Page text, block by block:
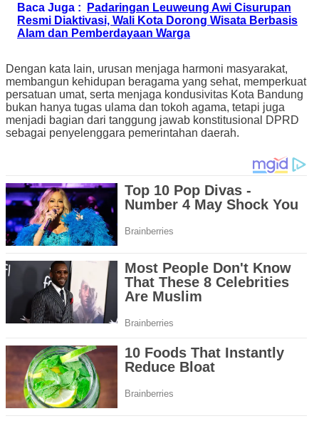
Baca Juga :
Padaringan Leuweung Awi Cisurupan
Resmi Diaktivasi, Wali Kota Dorong Wisata Berbasis
Alam dan Pemberdayaan Warga
Dengan kata lain, urusan menjaga harmoni masyarakat,
membangun kehidupan beragama yang sehat, memperkuat
persatuan umat, serta menjaga kondusivitas Kota Bandung
bukan hanya tugas ulama dan tokoh agama, tetapi juga
menjadi bagian dari tanggung jawab konstitusional DPRD
sebagai penyelenggara pemerintahan daerah.